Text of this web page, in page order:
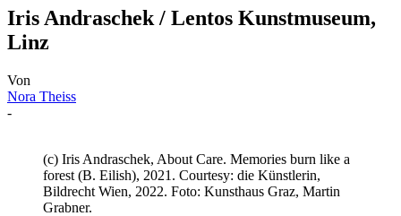
Iris Andraschek / Lentos Kunstmuseum,
Linz
Von
Nora Theiss
-
(c) Iris Andraschek, About Care. Memories burn like a
forest (B. Eilish), 2021. Courtesy: die Künstlerin,
Bildrecht Wien, 2022. Foto: Kunsthaus Graz, Martin
Grabner.